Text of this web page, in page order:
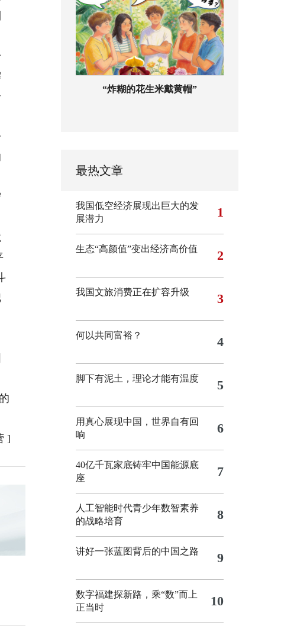
]
“炸糊的花生米戴黄帽”
最热文章
我国低空经济展现出巨大的发
展潜力
1
生态“高颜值”变出经济高价值 2
我国文旅消费正在扩容升级 3
何以共同富裕？ 4
脚下有泥土，理论才能有温度 5
用真心展现中国，世界自有回
响
6
40亿千瓦家底铸牢中国能源底
座
7
人工智能时代青少年数智素养
的战略培育
8
讲好一张蓝图背后的中国之路 9
数字福建探新路，乘“数”而上
正当时
10